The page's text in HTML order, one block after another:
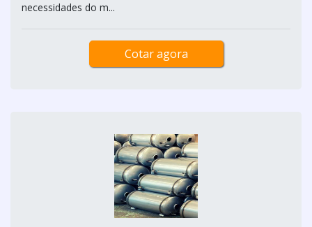
necessidades do m...
Cotar agora